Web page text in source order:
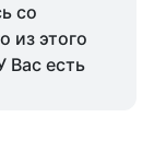
со
из этого
Вас есть